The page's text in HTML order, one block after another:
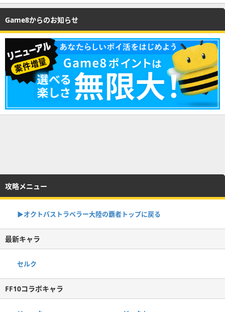
Game8からのお知らせ
攻略メニュー
▶オクトパストラベラー大陸の覇者トップに戻る
最新キャラ
セルク
FF10コラボキャラ